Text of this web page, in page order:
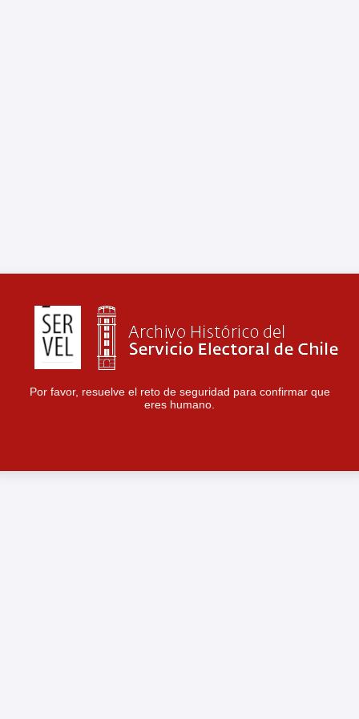
Por favor, resuelve el reto de seguridad para confirmar que
eres humano.